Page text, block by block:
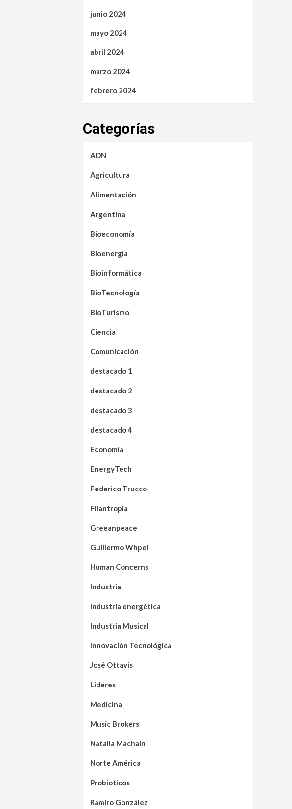
junio 2024
mayo 2024
abril 2024
marzo 2024
febrero 2024
Categorías
ADN
Agricultura
Alimentación
Argentina
Bioeconomía
Bioenergía
Bioinformática
BioTecnología
BioTurismo
Ciencia
Comunicación
destacado 1
destacado 2
destacado 3
destacado 4
Economía
EnergyTech
Federico Trucco
Filantropía
Greeanpeace
Guillermo Whpei
Human Concerns
Industria
Industria energética
Industria Musical
Innovación Tecnológica
José Ottavis
Lideres
Medicina
Music Brokers
Natalia Machain
Norte América
Probioticos
Ramiro González